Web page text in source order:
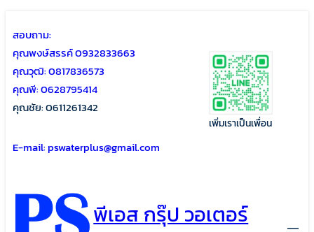
to
content
สอบถาม:
คุณพงษ์สรรค์ 0932833663
คุณวุฒิ: 0817836573
คุณพี: 0628795414
คุณชัย: 0611261342
E-mail: pswaterplus@gmail.com
เพิ่มเราเป็นเพื่อน
พีเอส กรุ๊ป วอเตอร์